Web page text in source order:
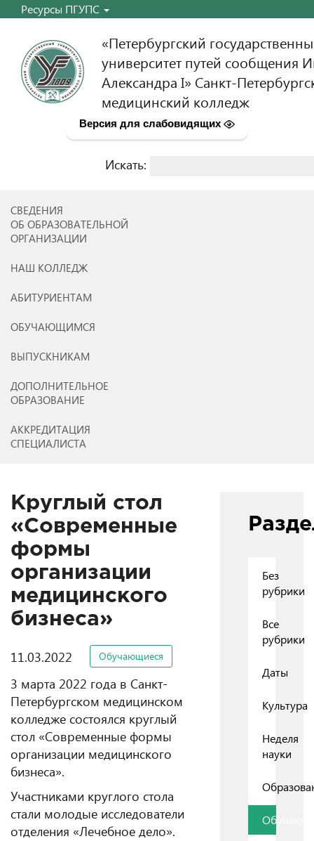
Ресурсы ПГУПС
«Петербургский
университет путей сообщения
Александра I» Санкт-
медицинский колледж
Версия для слабовидящих
Искать:
СВЕДЕНИЯ
ОБ ОБРАЗОВАТЕЛЬНОЙ
ОРГАНИЗАЦИИ
НАШ КОЛЛЕДЖ
АБИТУРИЕНТАМ
ОБУЧАЮЩИМСЯ
ВЫПУСКНИКАМ
ДОПОЛНИТЕЛЬНОЕ
ОБРАЗОВАНИЕ
АККРЕДИТАЦИЯ
СПЕЦИАЛИСТА
Круглый стол
«Современные
формы
организации
медицинского
бизнеса»
11.03.2022 Обучающиеся
3 марта 2022 года в Санкт-
Петербургском медицинском
колледже состоялся круглый
стол «Современные формы
организации медицинского
бизнеса».
Участниками круглого стола
стали молодые исследователи
отделения «Лечебное дело».
Без
рубрики
Все
рубрики
Даты
Культура
Неделя
науки